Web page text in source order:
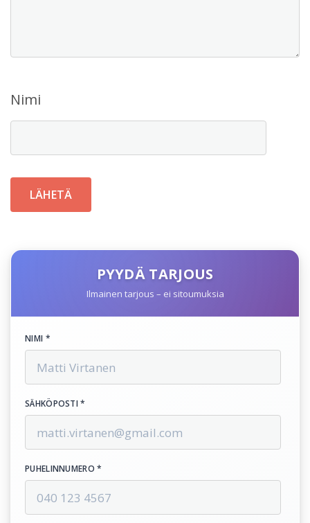
Nimi
PYYDÄ TARJOUS
Ilmainen tarjous – ei sitoumuksia
NIMI *
SÄHKÖPOSTI *
PUHELINNUMERO *